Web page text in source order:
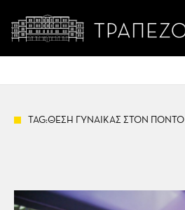
TAG:ΘΕΣΗ ΓΥΝΑΙΚΑΣ ΣΤΟΝ ΠΟΝΤΟ